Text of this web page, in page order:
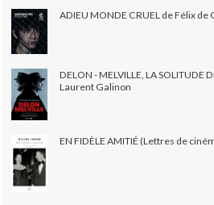
ADIEU MONDE CRUEL de Félix de
DELON - MELVILLE, LA SOLITUDE
Laurent Galinon
EN FIDÈLE AMITIÉ (Lettres de